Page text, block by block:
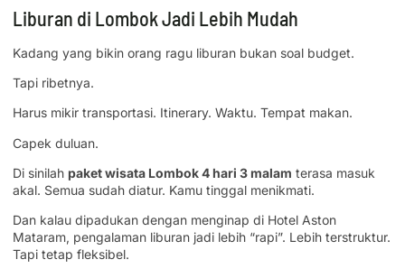
Liburan di Lombok Jadi Lebih Mudah
Kadang yang bikin orang ragu liburan bukan soal budget.
Tapi ribetnya.
Harus mikir transportasi. Itinerary. Waktu. Tempat makan.
Capek duluan.
Di sinilah paket wisata Lombok 4 hari 3 malam terasa masuk
akal. Semua sudah diatur. Kamu tinggal menikmati.
Dan kalau dipadukan dengan menginap di Hotel Aston
Mataram, pengalaman liburan jadi lebih “rapi”. Lebih terstruktur.
Tapi tetap fleksibel.